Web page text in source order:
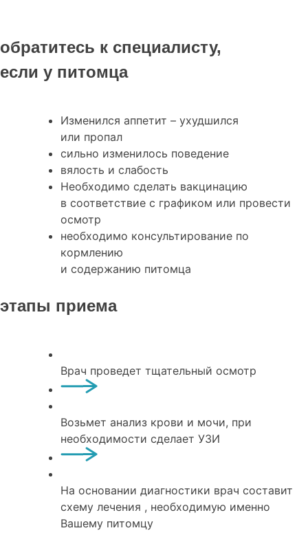
обратитесь к специалисту,
если у питомца
Изменился аппетит – ухудшился
или пропал
сильно изменилось поведение
вялость и слабость
Необходимо сделать вакцинацию
в соответствие с графиком или провести
осмотр
необходимо консультирование по
кормлению
и содержанию питомца
этапы приема
Врач проведет тщательный осмотр
Возьмет анализ крови и мочи, при
необходимости сделает УЗИ
На основании диагностики врач составит
схему лечения , необходимую именно
Вашему питомцу